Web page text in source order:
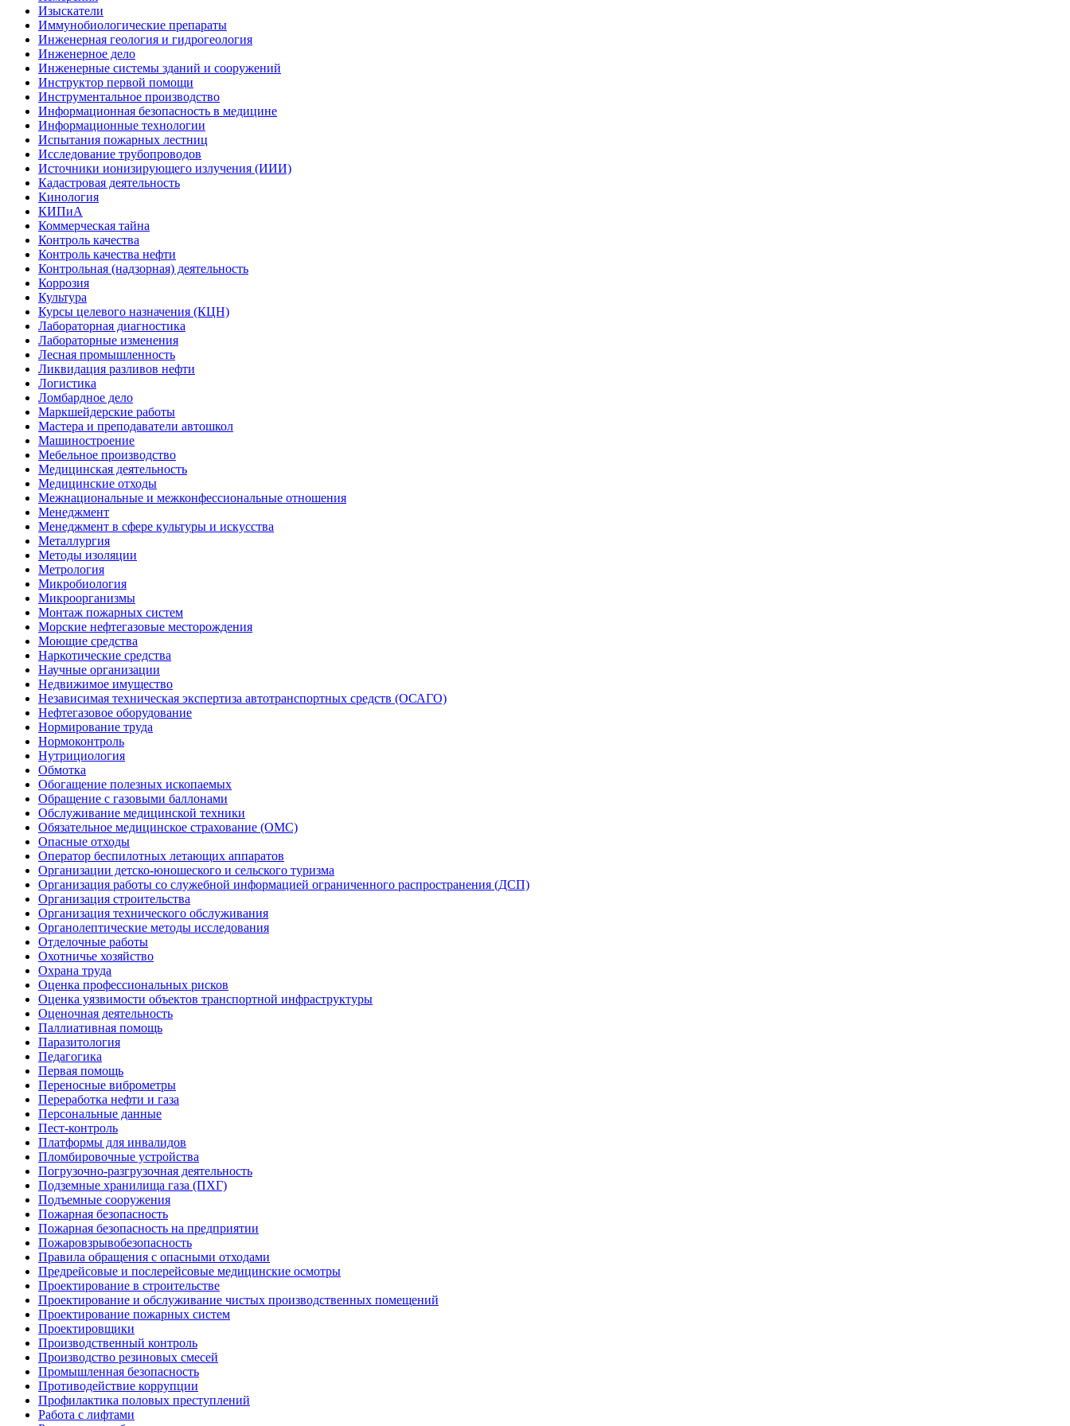
Изыскатели
Иммунобиологические препараты
Инженерная геология и гидрогеология
Инженерное дело
Инженерные системы зданий и сооружений
Инструктор первой помощи
Инструментальное производство
Информационная безопасность в медицине
Информационные технологии
Испытания пожарных лестниц
Исследование трубопроводов
Источники ионизирующего излучения (ИИИ)
Кадастровая деятельность
Кинология
КИПиА
Коммерческая тайна
Контроль качества
Контроль качества нефти
Контрольная (надзорная) деятельность
Коррозия
Культура
Курсы целевого назначения (КЦН)
Лабораторная диагностика
Лабораторные изменения
Лесная промышленность
Ликвидация разливов нефти
Логистика
Ломбардное дело
Маркшейдерские работы
Мастера и преподаватели автошкол
Машиностроение
Мебельное производство
Медицинская деятельность
Медицинские отходы
Межнациональные и межконфессиональные отношения
Менеджмент
Менеджмент в сфере культуры и искусства
Металлургия
Методы изоляции
Метрология
Микробиология
Микроорганизмы
Монтаж пожарных систем
Морские нефтегазовые месторождения
Моющие средства
Наркотические средства
Научные организации
Недвижимое имущество
Независимая техническая экспертиза автотранспортных средств (ОСАГО)
Нефтегазовое оборудование
Нормирование труда
Нормоконтроль
Нутрициология
Обмотка
Обогащение полезных ископаемых
Обращение с газовыми баллонами
Обслуживание медицинской техники
Обязательное медицинское страхование (ОМС)
Опасные отходы
Оператор беспилотных летающих аппаратов
Организации детско-юношеского и сельского туризма
Организация работы со служебной информацией ограниченного распространения (ДСП)
Организация строительства
Организация технического обслуживания
Органолептические методы исследования
Отделочные работы
Охотничье хозяйство
Охрана труда
Оценка профессиональных рисков
Оценка уязвимости объектов транспортной инфраструктуры
Оценочная деятельность
Паллиативная помощь
Паразитология
Педагогика
Первая помощь
Переносные виброметры
Переработка нефти и газа
Персональные данные
Пест-контроль
Платформы для инвалидов
Пломбировочные устройства
Погрузочно-разгрузочная деятельность
Подземные хранилища газа (ПХГ)
Подъемные сооружения
Пожарная безопасность
Пожарная безопасность на предприятии
Пожаровзрывобезопасность
Правила обращения с опасными отходами
Предрейсовые и послерейсовые медицинские осмотры
Проектирование в строительстве
Проектирование и обслуживание чистых производственных помещений
Проектирование пожарных систем
Проектировщики
Производственный контроль
Производство резиновых смесей
Промышленная безопасность
Противодействие коррупции
Профилактика половых преступлений
Работа с лифтами